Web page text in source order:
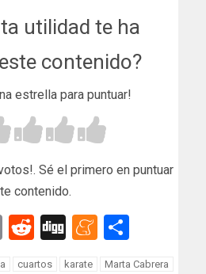
utilidad te ha
contenido?
estrella para puntuar!
Sé el primero en puntuar
contenido.
Copy
Link
Reddit
Digg
cuartos karate
Marta Cabrera